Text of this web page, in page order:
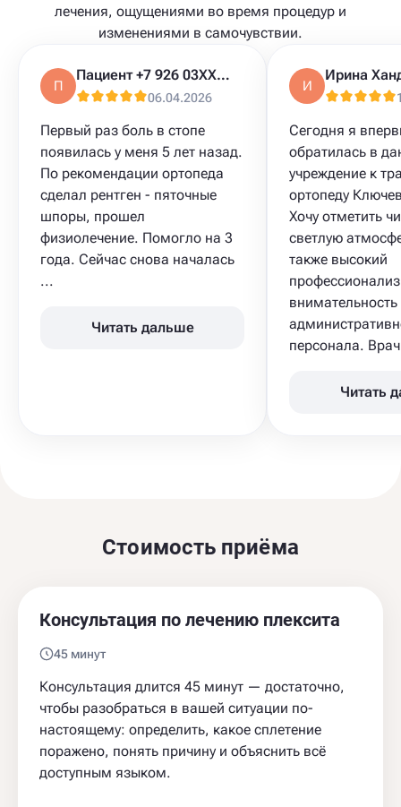
лечения, ощущениями во время процедур и
изменениями в самочувствии.
П
Пациент +7 926 03XXXXX
06.04.2026
Первый раз боль в стопе
появилась у меня 5 лет назад.
По рекомендации ортопеда
сделал рентген - пяточные
шпоры, прошел
физиолечение. Помогло на 3
года. Сейчас снова началась
...
Читать дальше
И
Ирина
Сегодня я
обратилась в
учреждение к
ортопеду
Хочу отметить
светлую
также высокий
внимательность
персонала.
Читать
Стоимость приёма
Консультация по лечению плексита
45 минут
Консультация длится 45 минут — достаточно,
чтобы разобраться в вашей ситуации по-
настоящему: определить, какое сплетение
поражено, понять причину и объяснить всё
доступным языком.